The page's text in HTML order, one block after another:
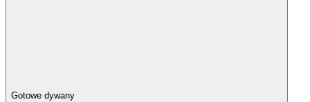
Gotowe dywany